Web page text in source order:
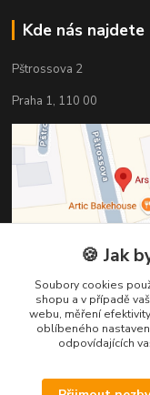
Kde nás najdete
Pštrossova 2
Praha 1, 110 00
Kontakty
Věra Hédervári
🍪 Jak
Soubory cookies
shopu a v případě
webu, měření
oblíbeného
odpovídajících